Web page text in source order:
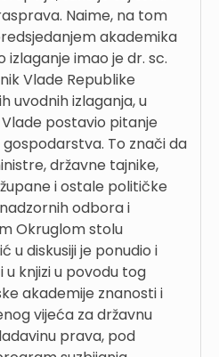
Naime, na tom
akademika
izlaganje imao je dr. sc.
Vlade Republike
uvodnih izlaganja, u
Vlade postavio pitanje
To znači da
državne tajnike,
i ostale političke
odbora i
Okruglom stolu
u diskusiji je ponudio i
u knjizi u povodu tog
akademije znanosti i
vijeća za državnu
prava, pod